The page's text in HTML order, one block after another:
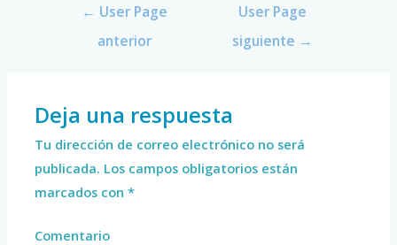
← User Page
anterior
User Page
siguiente →
Deja una respuesta
Tu dirección de correo electrónico no será
publicada. Los campos obligatorios están
marcados con*
Comentario